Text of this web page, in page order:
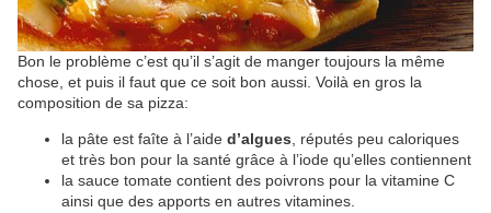
Bon le problème c’est qu’il s’agit de manger toujours la même
chose, et puis il faut que ce soit bon aussi. Voilà en gros la
composition de sa pizza:
la pâte est faîte à l’aide d’algues , réputés peu caloriques
et très bon pour la santé grâce à l’iode qu’elles contiennent
la sauce tomate contient des poivrons pour la vitamine C
ainsi que des apports en autres vitamines.